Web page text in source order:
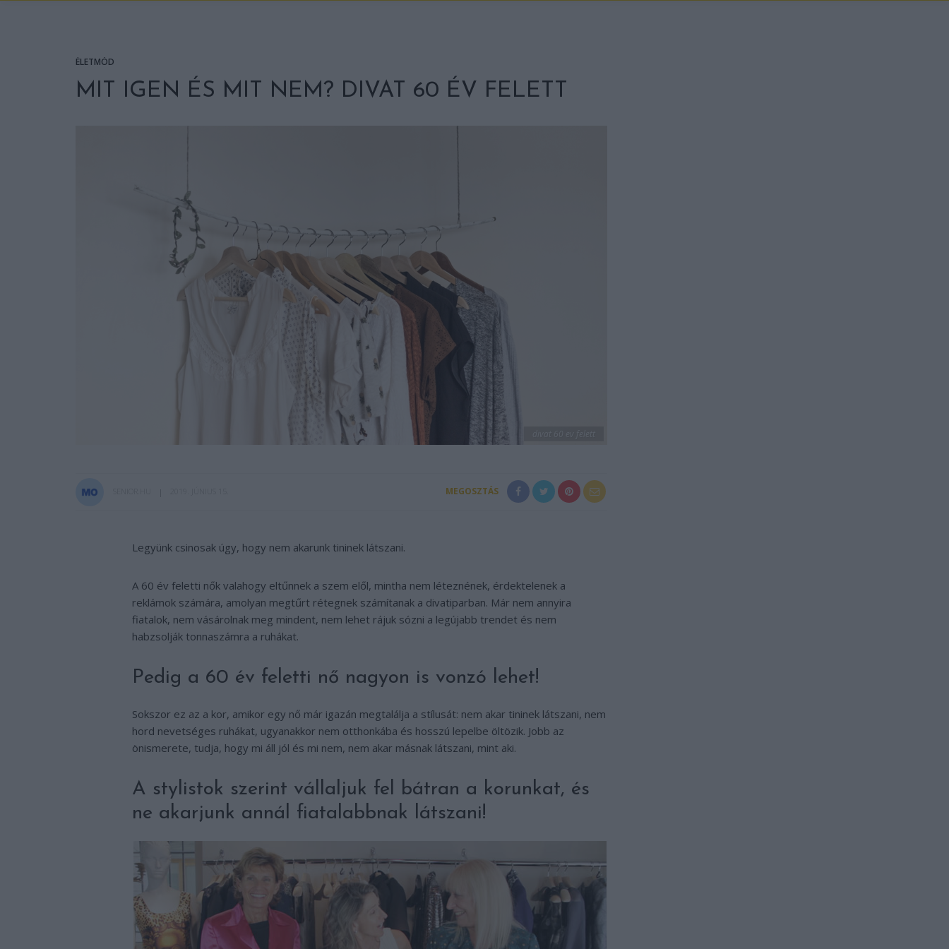
ÉLETMÓD
MIT IGEN ÉS MIT NEM? DIVAT 60 ÉV FELETT
MEGOSZTÁS
Legyünk csinosak úgy, hogy nem akarunk tininek látszani.
A 60 év feletti nők valahogy eltűnnek a szem elől, mintha nem léteznének, érdektelenek a
reklámok számára, amolyan megtűrt rétegnek számítanak a divatiparban. Már nem annyira
fiatalok, nem vásárolnak meg mindent, nem lehet rájuk sózni a legújabb trendet és nem
habzsolják tonnaszámra a ruhákat.
Pedig a 60 év feletti nő nagyon is vonzó lehet!
Sokszor ez az a kor, amikor egy nő már igazán megtalálja a stílusát: nem akar tininek látszani, nem
hord nevetséges ruhákat, ugyanakkor nem otthonkába és hosszú lepelbe öltözik. Jobb az
önismerete, tudja, hogy mi áll jól és mi nem, nem akar másnak látszani, mint aki.
A stylistok szerint vállaljuk fel bátran a korunkat, és
ne akarjunk annál fiatalabbnak látszani!